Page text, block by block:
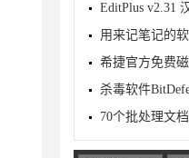
EditPlus v2.31